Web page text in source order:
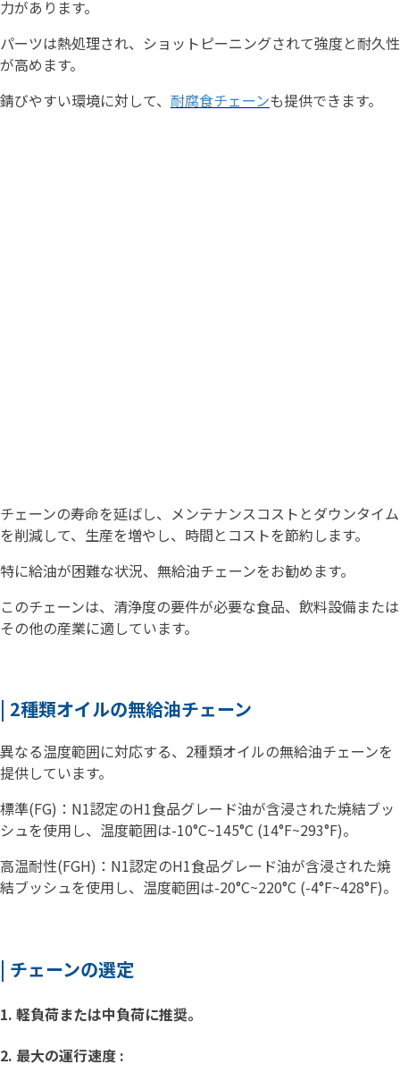
力があります。
パーツは熱処理され、ショットピーニングされて強度と耐久性
が高めます。
錆びやすい環境に対して、 耐腐食チェーンも提供できます。
チェーンの寿命を延ばし、メンテナンスコストとダウンタイム
を削減して、生産を増やし、時間とコストを節約します。
特に給油が困難な状況、無給油チェーンをお勧めます。
このチェーンは、清浄度の要件が必要な食品、飲料設備または
その他の産業に適しています。
| 2種類オイルの無給油チェーン
異なる温度範囲に対応する、2種類オイルの無給油チェーンを
提供しています。
標準(FG)：N1認定のH1食品グレード油が含浸された焼結ブッ
シュを使用し、温度範囲は-10°C~145°C (14°F~293°F)。
高温耐性(FGH)：N1認定のH1食品グレード油が含浸された焼
結ブッシュを使用し、温度範囲は-20°C~220°C (-4°F~428°F)。
| チェーンの選定
1. 軽負荷または中負荷に推奨。
2. 最大の運行速度 :